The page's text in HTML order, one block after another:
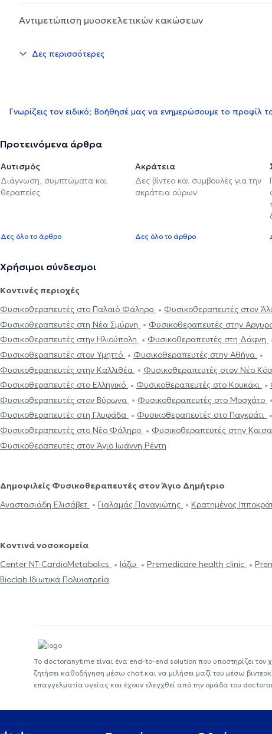
Αντιμετώπιση μυοσκελετικών κακώσεων
Δες περισσότερες
Γνωρίζεις τον ειδικό; Βοήθησέ μας να ενημερώσουμε το προφίλ
Προτεινόμενα άρθρα
Αυτισμός
Διάγνωση, συμπτώματα και
θεραπείες
Δες όλο το άρθρο
Ακράτεια
Δες βίντεο και συμβουλές για την
ακράτεια ούρων
Δες όλο το άρθρο
Χρήσιμοι σύνδεσμοι
Κοντινές περιοχές
Φυσικοθεραπευτές στο Παλαιό Φάληρο
Φυσικοθεραπευτές στον
Φυσικοθεραπευτές στη Νέα Σμύρνη
Φυσικοθεραπευτές στην
Φυσικοθεραπευτές στην Ηλιούπολη
Φυσικοθεραπευτές στη Δάφνη
Φυσικοθεραπευτές στον Υμηττό
Φυσικοθεραπευτές στην Αθήνα
Φυσικοθεραπευτές στην Καλλιθέα
Φυσικοθεραπευτές στον Νέο
Φυσικοθεραπευτές στο Ελληνικό
Φυσικοθεραπευτές στο Κουκάκι
Φυσικοθεραπευτές στον Βύρωνα
Φυσικοθεραπευτές στο Μοσχάτο
Φυσικοθεραπευτές στη Γλυφάδα
Φυσικοθεραπευτές στο Παγκράτι
Φυσικοθεραπευτές στο Νέο Φάληρο
Φυσικοθεραπευτές στην
Φυσικοθεραπευτές στον Άγιο Ιωάννη Ρέντη
Δημοφιλείς Φυσικοθεραπευτές στον Άγιο Δημήτριο
Αναστασιάδη Ελισάβετ
Γιαλαμάς Παναγιώτης Κρατημένος
Κοντινά νοσοκομεία
Center NT-CardioMetabolics
Ιάζω Premedicare health clinic
Bioclab Ιδιωτικά Πολυιατρεία
Το doctoranytime είναι ένα end-to-end solution που υποστηρίζει τον
ζητήσει καθοδήγηση μέσω chat και να μιλήσει μαζί του μέσω
επαγγελματία υγείας και έχουν ελεγχθεί από την ομάδα του